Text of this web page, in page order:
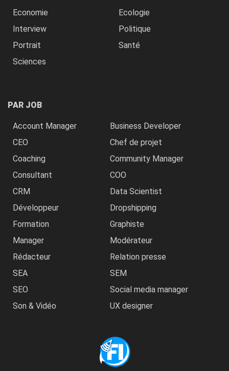
Economie
Ecologie
Interview
Politique
Portrait
Santé
Sciences
PAR JOB
Account Manager
Business Developer
CEO
Chef de projet
Coaching
Community Manager
Consultant
COO
CRM
Data Scientist
Développeur
Dropshipping
Formation
Graphiste
Manager
Modérateur
Rédacteur
Relation presse
SEA
SEM
SEO
Social media manager
Son & Vidéo
UX designer